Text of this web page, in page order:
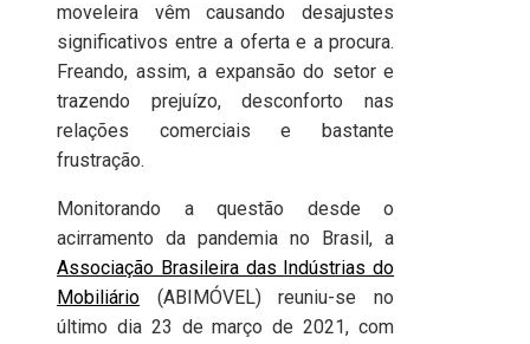
moveleira vêm causando desajustes
significativos entre a oferta e a procura.
Freando, assim, a expansão do setor e
trazendo prejuízo, desconforto nas
relações comerciais e bastante
frustração.
Monitorando a questão desde o
acirramento da pandemia no Brasil, a
Associação Brasileira das Indústrias do
Mobiliário (ABIMÓVEL) reuniu-se no
último dia 23 de março de 2021, com